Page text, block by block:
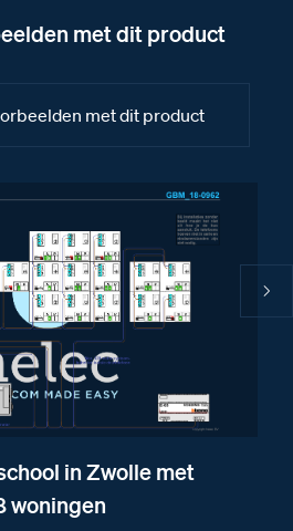
audio
8 drukkers
monteren Serie 130 t/m
131
Serie 131 en Serie
modules van BTicino
combinaties van Nelec
van BTicino
131 deurstation
met dit product
met dit product
in Zwolle met
woningen